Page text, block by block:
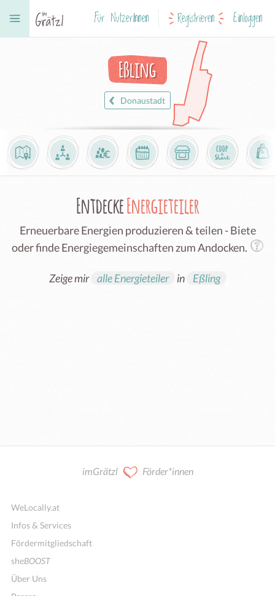
Für NutzerInnen Registrieren Einloggen
Eßling
Donaustadt
EntdeckeEnergieteiler
Erneuerbare Energien produzieren & teilen - Biete
oder finde Energiegemeinschaften zum Andocken.
Zeige mir alle Energieteiler in Eßling
imGrätzl Förder*innen
WeLocally.at
Infos & Services
Fördermitgliedschaft
sheBOOST
Über Uns